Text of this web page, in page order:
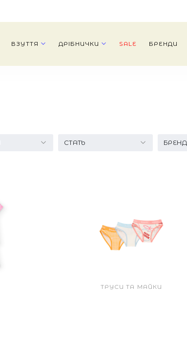
ВЗУТТЯ ДРІБНИЧКИ SALE БРЕНДИ
СТАТЬ БРЕНД
ТРУСИ ТА МАЙКИ